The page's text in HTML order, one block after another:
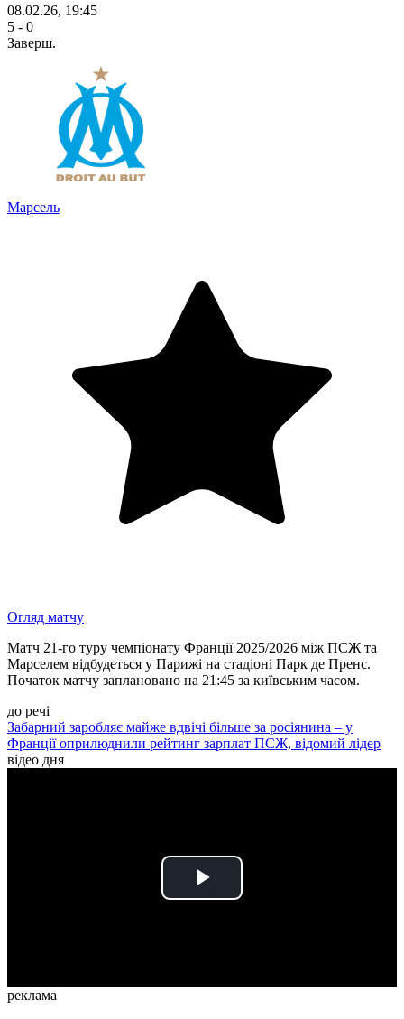
08.02.26, 19:45
5 - 0
Заверш.
Марсель
Огляд матчу
Матч 21-го туру чемпіонату Франції 2025/2026 між ПСЖ та
Марселем відбудеться у Парижі на стадіоні Парк де Пренс.
Початок матчу заплановано на 21:45 за київським часом.
до речі
Забарний заробляє майже вдвічі більше за росіянина – у
Франції оприлюднили рейтинг зарплат ПСЖ, відомий лідер
відео дня
Play
реклама